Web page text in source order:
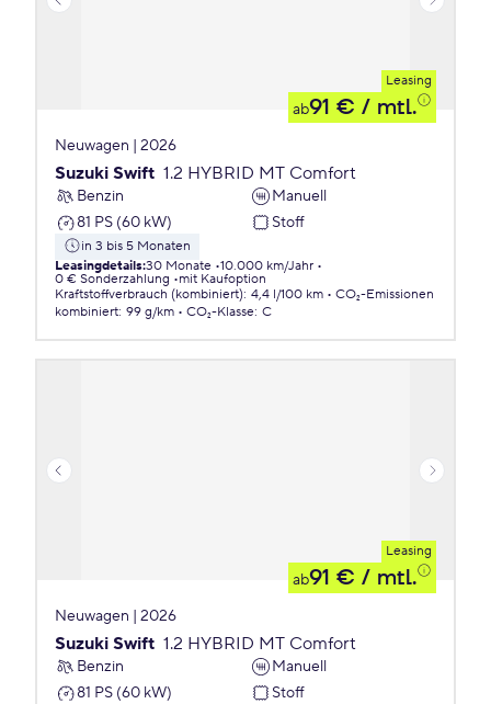
Leasing
ab91 € / mtl.
Neuwagen | 2026
Suzuki Swift 1.2 HYBRID MT Comfort
Benzin
Manuell
81 PS (60 kW)
Stoff
in 3 bis 5 Monaten
Leasingdetails:30 Monate 10.000 km/Jahr
0 € Sonderzahlung
mit Kaufoption
Kraftstoffverbrauch (kombiniert): 4,4 l/100 km
CO₂-Emissionen
kombiniert: 99 g/km CO₂-Klasse: C
Leasing
ab91 € / mtl.
Neuwagen | 2026
Suzuki Swift 1.2 HYBRID MT Comfort
Benzin
Manuell
81 PS (60 kW)
Stoff